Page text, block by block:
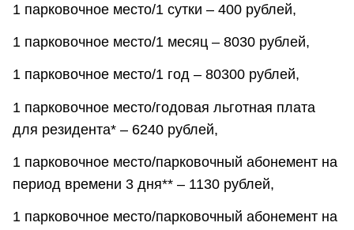
1 парковочное место/1 сутки – 400 рублей,
1 парковочное место/1 месяц – 8030 рублей,
1 парковочное место/1 год – 80300 рублей,
1 парковочное место/годовая льготная плата
для резидента* – 6240 рублей,
1 парковочное место/парковочный абонемент на
период времени 3 дня** – 1130 рублей,
1 парковочное место/парковочный абонемент на